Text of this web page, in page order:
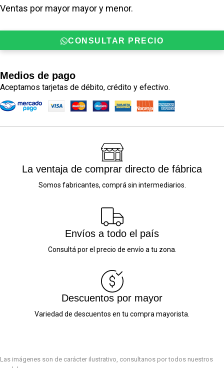
Ventas por mayor mayor y menor.
CONSULTAR PRECIO
Medios de pago
Aceptamos tarjetas de débito, crédito y efectivo.
La ventaja de comprar directo de fábrica
Somos fabricantes, comprá sin intermediarios.
Envíos a todo el país
Consultá por el precio de envío a tu zona.
Descuentos por mayor
Variedad de descuentos en tu compra mayorista.
Las imágenes son de carácter ilustrativo, consultanos por todos nuestros